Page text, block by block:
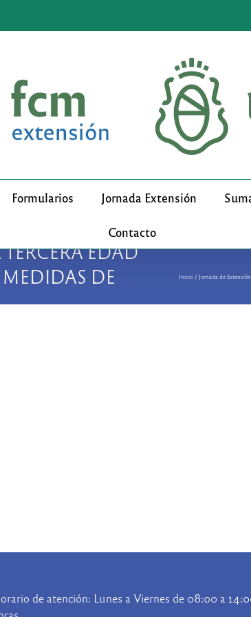
Formularios Jornada Extensión
Contacto
EDAD
DE
Inicio Jornada de Extensión
de atención: Lunes a Viernes de 08:00 a